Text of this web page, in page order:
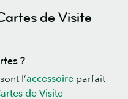
de Visite
?
l’accessoire parfait
de Visite